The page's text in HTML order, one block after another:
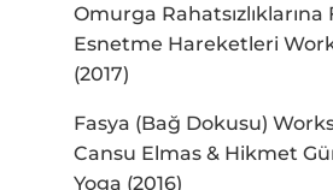
Omurga Rahatsızlıklarına
Esnetme Hareketleri
(2017)
Fasya (Bağ Dokusu)
Cansu Elmas & Hikmet
Yoga (2016)